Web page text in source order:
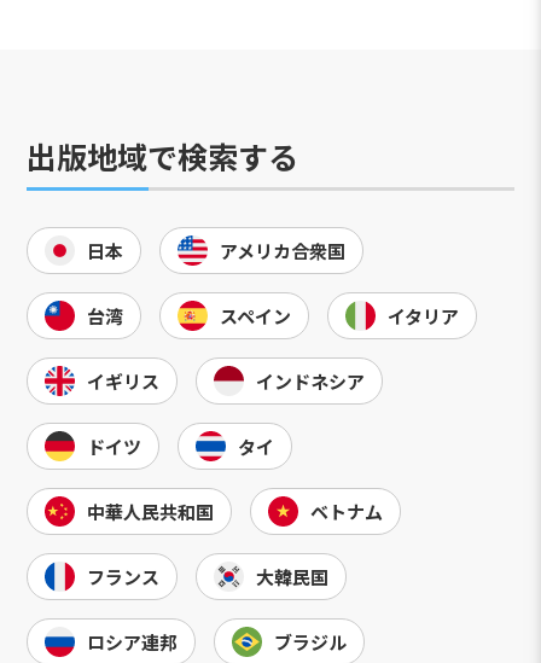
出版地域で検索する
日本 アメリカ合衆国
台湾 スペイン イタリア
イギリス インドネシア
ドイツ タイ
中華人民共和国 ベトナム
フランス 大韓民国
ロシア連邦 ブラジル